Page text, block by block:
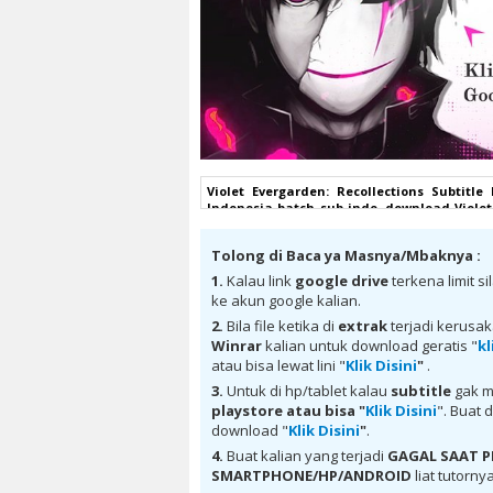
Violet Evergarden: Recollections
Indonesia batch sub indo, download
Evergarden: Recollections Subtitle
kurogaze, Violet Evergarden:
Subtitle Indonesia animeindo, Violet
anime Violet Evergarden: Recollections
Subtitle Indonesia sub indo, download
download Violet Evergarden:
Recollections Subtitle Indonesia MKV
720P , donwload Violet Evergarden:
Recollections Subtitle Indonesia anime
sub indo, donwload Violet Evergarden:
Recollections Subtitle Indonesia batch
Indonesia , anime Violet Evergarden:
indo , download anime sub indo ,
Indonesia
Tolong di Baca ya Masnya/Mbaknya :
1. Kalau link google driveterkena limit
ke akun google kalian.
2. Bila file ketika di extrakterjadi
Winrarkalian untuk download geratis "
atau bisa lewat lini "Klik Disini" .
3. Untuk di hp/tablet kalau subtitle gak
playstore atau bisa "Klik Disini". Buat
download "Klik Disini".
4. Buat kalian yang terjadi GAGAL SAAT
SMARTPHONE/HP/ANDROID liat tutornya